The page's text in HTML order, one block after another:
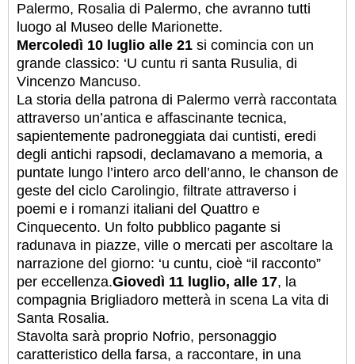
Palermo, Rosalia di Palermo, che avranno tutti
luogo al Museo delle Marionette.
Mercoledì 10 luglio alle 21 si comincia con un
grande classico: ‘U cuntu ri santa Rusulia, di
Vincenzo Mancuso.
La storia della patrona di Palermo verrà raccontata
attraverso un’antica e affascinante tecnica,
sapientemente padroneggiata dai cuntisti, eredi
degli antichi rapsodi, declamavano a memoria, a
puntate lungo l’intero arco dell’anno, le chanson de
geste del ciclo Carolingio, filtrate attraverso i
poemi e i romanzi italiani del Quattro e
Cinquecento. Un folto pubblico pagante si
radunava in piazze, ville o mercati per ascoltare la
narrazione del giorno: ‘u cuntu, cioè “il racconto”
per eccellenza.Giovedì 11 luglio, alle 17, la
compagnia Brigliadoro metterà in scena La vita di
Santa Rosalia.
Stavolta sarà proprio Nofrio, personaggio
caratteristico della farsa, a raccontare, in una